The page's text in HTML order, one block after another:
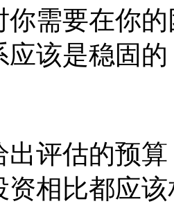
你需要在你
应该是稳固
出评估的预
资相比都应